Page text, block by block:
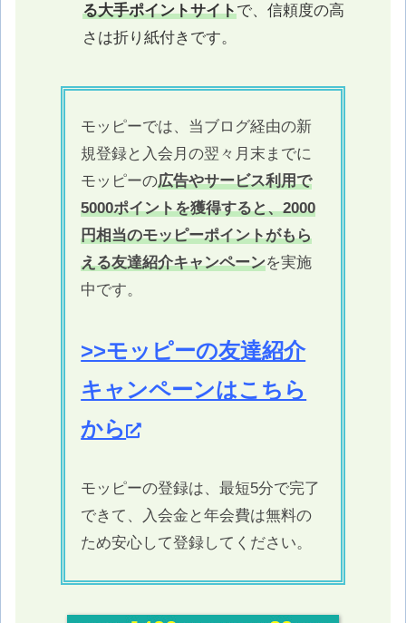
る大手ポイントサイトで、信頼度の高
さは折り紙付きです。
モッピーでは、当ブログ経由の新
規登録と入会月の翌々月末までに
モッピーの広告やサービス利用で
5000ポイントを獲得すると、2000
円相当のモッピーポイントがもら
える友達紹介キャンペーンを実施
中です。
>>モッピーの友達紹介
キャンペーンはこちら
から
モッピーの登録は、最短5分で完了
できて、入会金と年会費は無料の
ため安心して登録してください。